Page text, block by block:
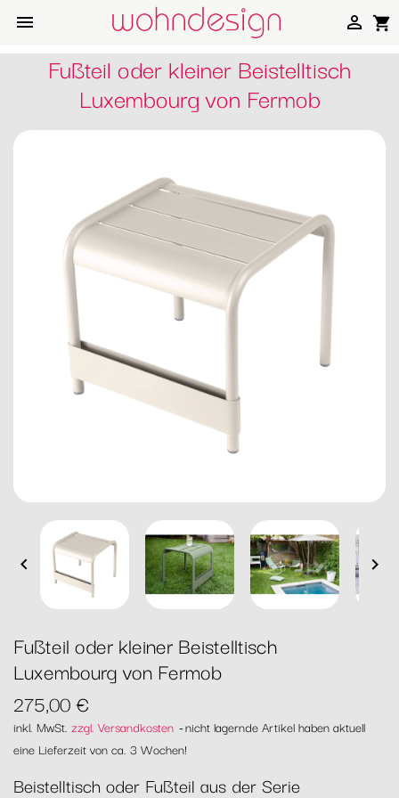
 shopping_cart

Fußteil oder kleiner Beistelltisch
Luxembourg von Fermob
 
Fußteil oder kleiner Beistelltisch
Luxembourg von Fermob
275,00 €
inkl. MwSt. zzgl. Versandkosten nicht lagernde Artikel haben aktuell
eine Lieferzeit von ca. 3 Wochen!
Beistelltisch oder Fußteil aus der Serie